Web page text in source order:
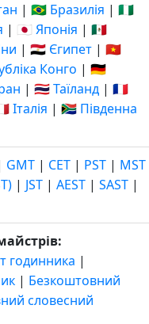
| 🇧🇷 Бразилія | 🇳🇬
| 🇯🇵 Японія | 🇲🇽
| 🇪🇬 Єгипет | 🇻🇳
Конго | 🇩🇪
| 🇹🇭 Таїланд | 🇫🇷
Італія | 🇿🇦 Південна
GMT | CET | PST | MST
| JST | AEST | SAST |
годинника |
| Безкоштовний
словесний